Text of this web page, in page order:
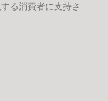
る消費者に支持さ